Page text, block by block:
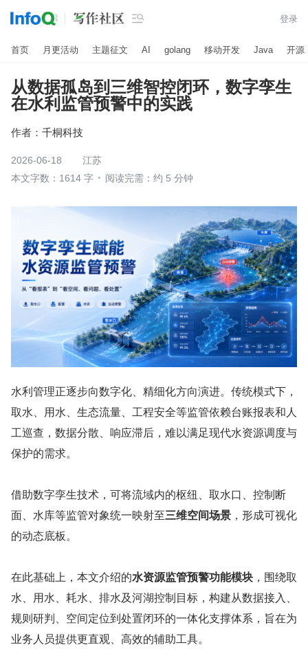
 登录
首页 月更活动 主题征文 AI golang 移动开发 Java 开源
从数据孤岛到三维智控闭环，数字孪生
在水利监管预警中的实践
作者： 千桐科技
2026-06-18
江苏
本文字数：1614 字
阅读完需：约 5 分钟
水利管理正逐步向数字化、精细化方向演进。传统模式下，
取水、用水、生态流量、工程安全等监管依赖台账报表和人
工巡查，数据分散、响应滞后，难以满足现代水资源调度与
保护的需求。
借助数字孪生技术，可将流域内的枢纽、取水口、控制断
面、水库等监管对象统一映射至三维空间场景 ，形成可视化
的动态底板。
在此基础上，本文介绍的水资源监管预警功能模块 ，围绕取
水、用水、耗水、排水及河湖控制目标，构建从数据接入、
规则研判、空间定位到处置闭环的一体化支撑体系，旨在为
业务人员提供更直观、高效的辅助工具。